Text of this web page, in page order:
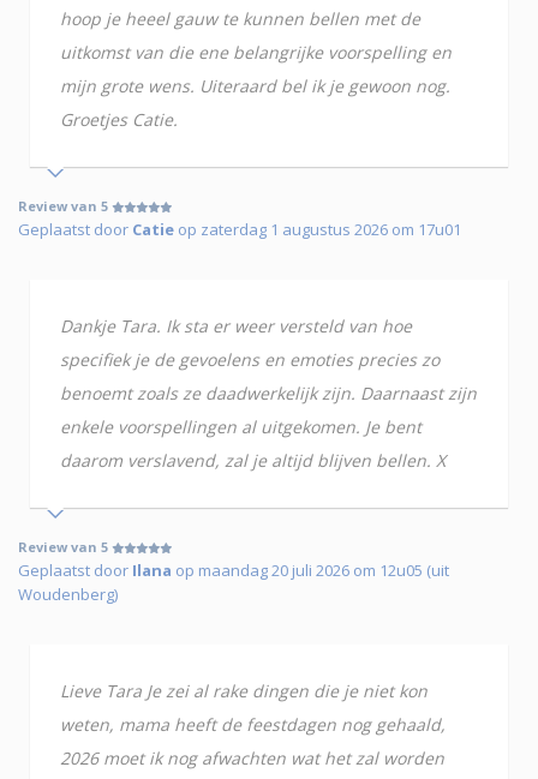
hoop je heeel gauw te kunnen bellen met de
uitkomst van die ene belangrijke voorspelling en
mijn grote wens. Uiteraard bel ik je gewoon nog.
Groetjes Catie.
Review van 5
Geplaatst door Catie op zaterdag 1 augustus 2026 om 17u01
Dankje Tara. Ik sta er weer versteld van hoe
specifiek je de gevoelens en emoties precies zo
benoemt zoals ze daadwerkelijk zijn. Daarnaast zijn
enkele voorspellingen al uitgekomen. Je bent
daarom verslavend, zal je altijd blijven bellen. X
Review van 5
Geplaatst door Ilana op maandag 20 juli 2026 om 12u05 (uit
Woudenberg)
Lieve Tara Je zei al rake dingen die je niet kon
weten, mama heeft de feestdagen nog gehaald,
2026 moet ik nog afwachten wat het zal worden